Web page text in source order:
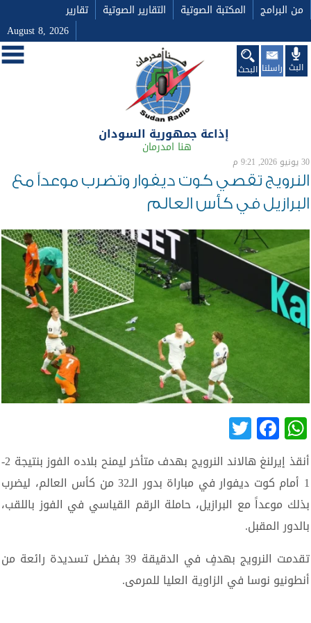
من البرامج المكتبة الصوتية التقارير الصوتية
تقارير
August 8, 2026
البث راسلنا البحث
إذاعة جمهورية السودان
هنا امدرمان
30 يونيو 2026, 9:21 م
النرويج تقصي كوت ديفوار وتضرب موعداً مع
البرازيل في كأس العالم
WhatsApp
Facebook
أنقذ إيرلنغ هالاند النرويج بهدف متأخر ليمنح بلاده الفوز بنتيجة 2-
1 أمام كوت ديفوار في مباراة بدور الـ32 من كأس العالم، ليضرب
بذلك موعداً مع البرازيل، حاملة الرقم القياسي في الفوز باللقب،
بالدور المقبل.
تقدمت النرويج بهدفٍ في الدقيقة 39 بفضل تسديدة رائعة من
أنطونيو نوسا في الزاوية العليا للمرمى.